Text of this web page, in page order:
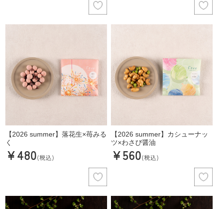
【2026 summer】落花生×苺みる
く
¥480(税込)
【2026 summer】カシューナッ
ツ×わさび醤油
¥560(税込)